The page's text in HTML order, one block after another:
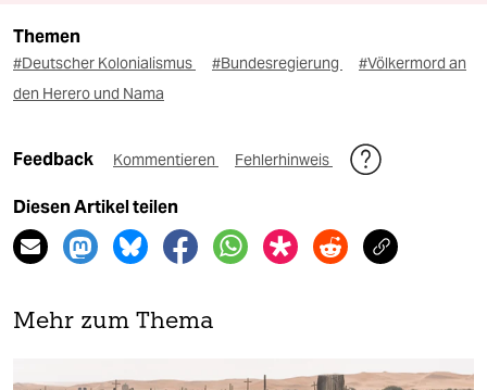
Themen
#Deutscher Kolonialismus #Bundesregierung
#Völkermord an
den Herero und Nama
Feedback Kommentieren Fehlerhinweis
Diesen Artikel teilen
Mehr zum Thema